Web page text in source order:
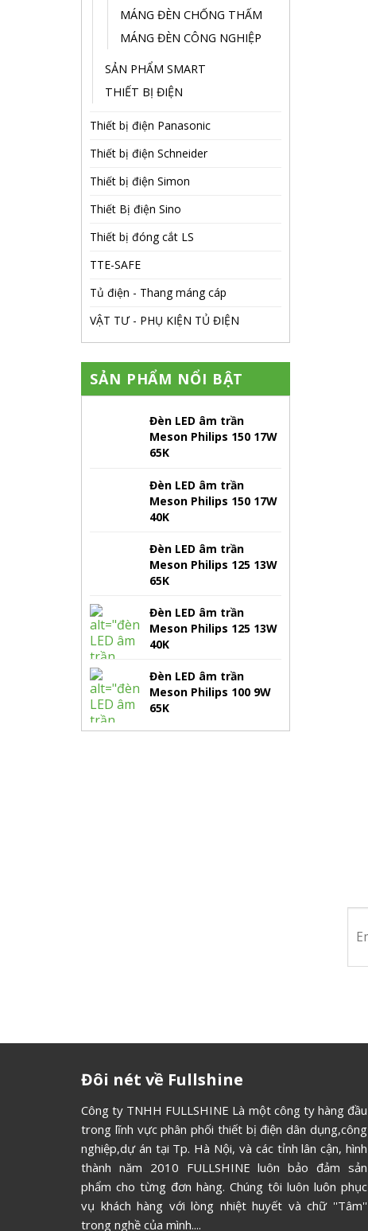
MÁNG ĐÈN CHỐNG THẤM
MÁNG ĐÈN CÔNG NGHIỆP
SẢN PHẨM SMART
THIẾT BỊ ĐIỆN
Thiết bị điện Panasonic
Thiết bị điện Schneider
Thiết bị điện Simon
Thiết Bị điện Sino
Thiết bị đóng cắt LS
TTE-SAFE
Tủ điện - Thang máng cáp
VẬT TƯ - PHỤ KIỆN TỦ ĐIỆN
SẢN PHẨM NỔI BẬT
Đèn LED âm trần
Meson Philips 150 17W
65K
Đèn LED âm trần
Meson Philips 150 17W
40K
Đèn LED âm trần
Meson Philips 125 13W
65K
Đèn LED âm trần
Meson Philips 125 13W
40K
Đèn LED âm trần
Meson Philips 100 9W
65K
Đôi nét về Fullshine
Công ty TNHH FULLSHINE Là một công ty hàng đầu
trong lĩnh vực phân phối thiết bị điện dân dụng,công
nghiệp,dự án tại Tp. Hà Nội, và các tỉnh lân cận, hình
thành năm 2010 FULLSHINE luôn bảo đảm sản
phẩm cho từng đơn hàng. Chúng tôi luôn luôn phục
vụ khách hàng với lòng nhiệt huyết và chữ ''Tâm''
trong nghề của mình....